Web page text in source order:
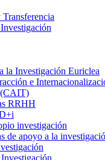
la Investigación Euriclea
e
(CAIT)
RRHH
investigación
de apoyo a la